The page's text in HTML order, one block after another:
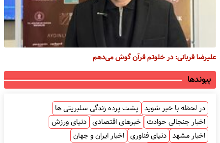
علیرضا قربانی: در خلوتم قرآن گوش می‌دهم
پیوندها
در لحظه با خبر شوید پشت پرده زندگی سلبریتی ها
اخبار جنجالی حوادث خبرهای اقتصادی دنیای ورزش
اخبار مشهد دنیای فناوری اخبار ایران و جهان